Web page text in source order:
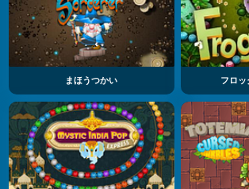
まほうつかい フロ